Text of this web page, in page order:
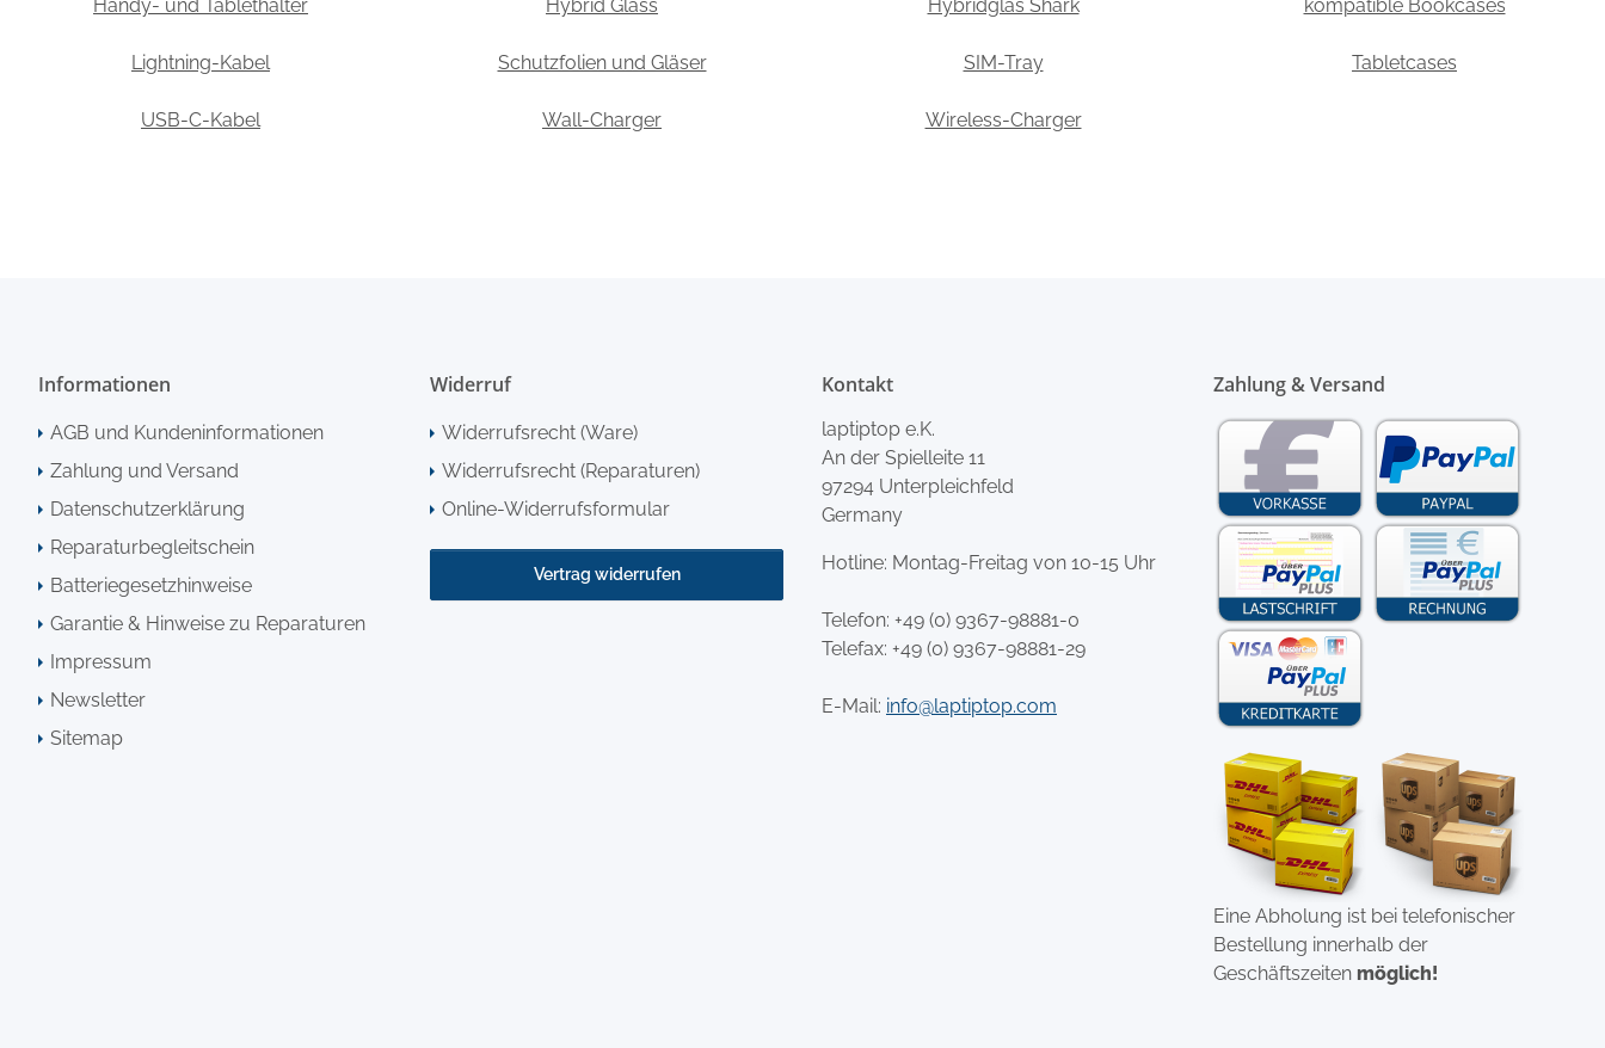
Handy- und Tablethalter Hybrid Glass Hybridglas Shark kompatible Bookcases
Lightning-Kabel Schutzfolien und Gläser SIM-Tray Tabletcases
USB-C-Kabel Wall-Charger Wireless-Charger
Informationen
AGB und Kundeninformationen
Zahlung und Versand
Datenschutzerklärung
Reparaturbegleitschein
Batteriegesetzhinweise
Garantie & Hinweise zu Reparaturen
Impressum
Newsletter
Sitemap
Widerruf
Widerrufsrecht (Ware)
Widerrufsrecht (Reparaturen)
Online-Widerrufsformular
Vertrag widerrufen
Kontakt
laptiptop e.K.
An der Spielleite 11
97294 Unterpleichfeld
Germany
Hotline: Montag-Freitag von 10-15 Uhr
Telefon: +49 (0) 9367-98881-0
Telefax: +49 (0) 9367-98881-29
E-Mail: info@laptiptop.com
Zahlung & Versand
Eine Abholung ist bei telefonischer
Bestellung innerhalb der
Geschäftszeiten möglich!